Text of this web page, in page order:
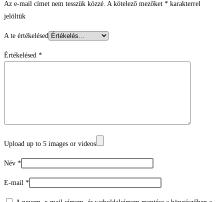
Az e-mail címet nem tesszük közzé. A kötelező mezőket * karakterrel
jelöltük
A te értékelésed
Értékelésed *
Upload up to 5 images or videos
Név *
E-mail *